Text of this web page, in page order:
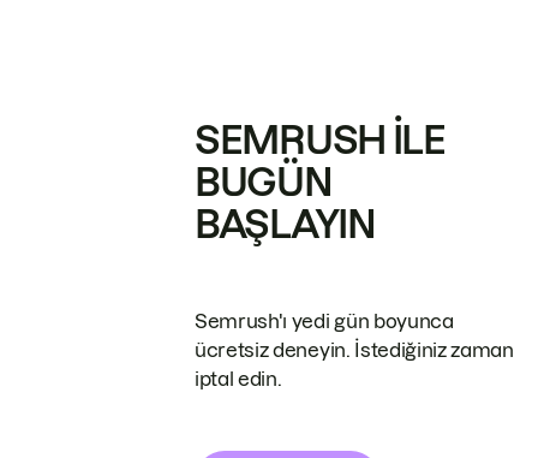
SEMRUSH ILE
BUGÜN
BAŞLAYIN
Semrush'ı yedi gün boyunca
ücretsiz deneyin. İstediğiniz zaman
iptal edin.